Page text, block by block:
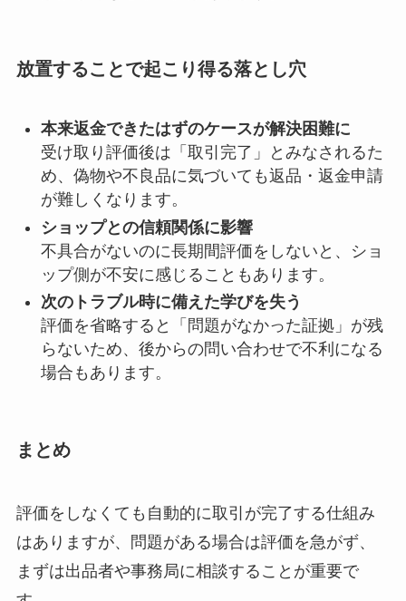
放置することで起こり得る落とし穴
本来返金できたはずのケースが解決困難に
受け取り評価後は「取引完了」とみなされるた
め、偽物や不良品に気づいても返品・返金申請
が難しくなります。
ショップとの信頼関係に影響
不具合がないのに長期間評価をしないと、ショ
ップ側が不安に感じることもあります。
次のトラブル時に備えた学びを失う
評価を省略すると「問題がなかった証拠」が残
らないため、後からの問い合わせで不利になる
場合もあります。
まとめ
評価をしなくても自動的に取引が完了する仕組み
はありますが、問題がある場合は評価を急がず、
まずは出品者や事務局に相談することが重要で